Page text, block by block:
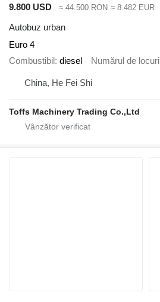
9.800 USD ≈ 44.500 RON ≈ 8.482 EUR
Autobuz urban
Euro 4
Combustibil diesel Numărul de locuri
China, He Fei Shi
Toffs Machinery Trading Co.,Ltd